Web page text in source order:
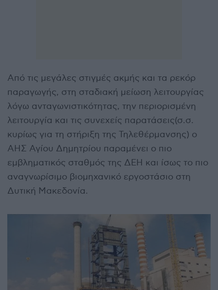
Από τις μεγάλες στιγμές ακμής και τα ρεκόρ
παραγωγής, στη σταδιακή μείωση λειτουργίας
λόγω ανταγωνιστικότητας, την περιορισμένη
λειτουργία και τις συνεχείς παρατάσεις(σ.σ.
κυρίως για τη στήριξη της Τηλεθέρμανσης) ο
ΑΗΣ Αγίου Δημητρίου παραμένει ο πιο
εμβληματικός σταθμός της ΔΕΗ και ίσως το πιο
αναγνωρίσιμο βιομηχανικό εργοστάσιο στη
Δυτική Μακεδονία.